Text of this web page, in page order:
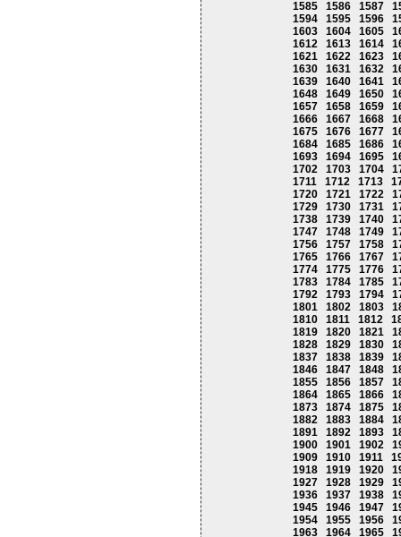
1585
1586 1587
1594
1595 1596
1603
1604 1605
1612
1613 1614
1621
1622 1623
1630
1631 1632
1639
1640 1641
1648
1649 1650
1657
1658 1659
1666
1667 1668
1675
1676 1677
1684
1685 1686
1693
1694 1695
1702
1703 1704
1711
1712 1713
1720
1721 1722
1729
1730 1731
1738
1739 1740
1747
1748 1749
1756
1757 1758
1765
1766 1767
1774
1775 1776
1783
1784 1785
1792
1793 1794
1801
1802 1803
1810
1811 1812
1819
1820 1821
1828
1829 1830
1837
1838 1839
1846
1847 1848
1855
1856 1857
1864
1865 1866
1873
1874 1875
1882
1883 1884
1891
1892 1893
1900
1901 1902
1909
1910 1911
1918
1919 1920
1927
1928 1929
1936
1937 1938
1945
1946 1947
1954
1955 1956
1963
1964 1965